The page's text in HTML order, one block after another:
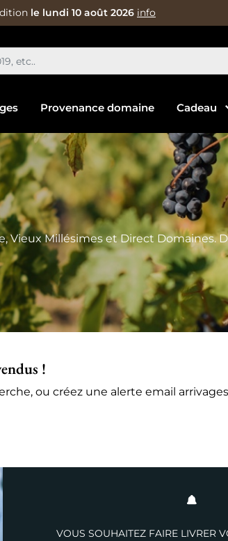
le lundi 10 août 2026 info
Provenance domaine Cadeau
Vieux Millésimes et Direct Domaines.
!
ou créez une alerte email
VOUS SOUHAITEZ FAIRE LIVRER